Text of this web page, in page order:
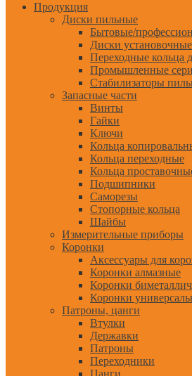
Продукция
Диски пильные
Бытовые/
Диски установочные
Переходные кольца
Промышленные
Стабилизаторы
Запасные части
Винты
Гайки
Ключи
Кольца
Кольца переходные
Кольца
Подшипники
Саморезы
Стопорные кольца
Шайбы
Измерительные приборы
Коронки
Аксессуары для
Коронки алмазные
Коронки
Коронки
Патроны, цанги
Втулки
Державки
Патроны
Переходники
Цанги